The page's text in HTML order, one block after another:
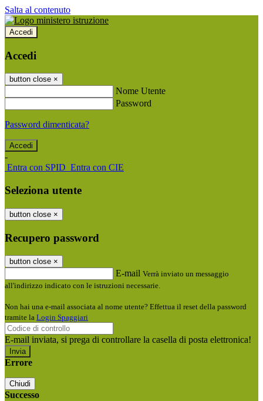
Salta al contenuto
Accedi
Accedi
button close ×
Nome Utente
Password
Password dimenticata?
-
Entra con SPID Entra con CIE
Seleziona utente
button close ×
Recupero password
button close ×
E-mail Verrà inviato un messaggio
all'indirizzo indicato con le istruzioni necessarie.
Non hai una e-mail associata al nome utente? Effettua il reset della password
tramite la Login Spaggiari
E-mail inviata, si prega di controllare la casella di posta elettronica!
Errore
Chiudi
Successo